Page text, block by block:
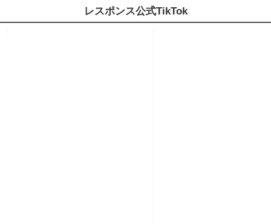
レスポンス公式TikTok